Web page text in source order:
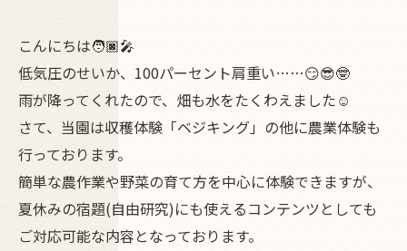
こんにちは🧑🏿‍🎤
低気圧のせいか、100パーセント肩重い……😏😎🤓
雨が降ってくれたので、畑も水をたくわえました☺️
さて、当園は収穫体験「ベジキング」の他に農業体験も
行っております。
簡単な農作業や野菜の育て方を中心に体験できますが、
夏休みの宿題(自由研究)にも使えるコンテンツとしても
ご対応可能な内容となっております。